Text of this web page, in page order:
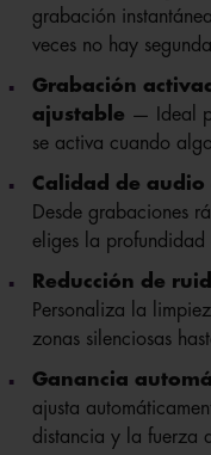
grabación
veces no hay
Grabación
ajustable — Ideal
se activa cuando
Calidad de
Desde grabaciones
eliges la profundidad
Reducción de
Personaliza la
zonas silenciosas
Ganancia
ajusta
distancia y la fuerza